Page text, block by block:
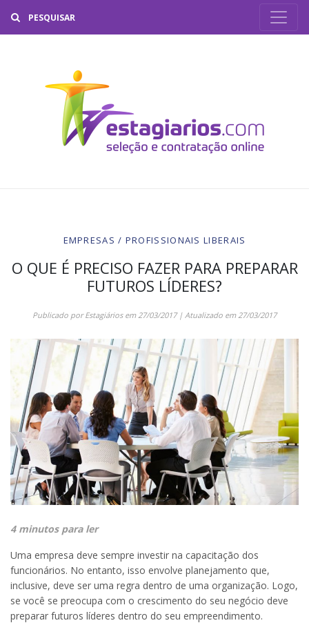
EMPRESAS / PROFISSIONAIS LIBERAIS
O QUE É PRECISO FAZER PARA PREPARAR
FUTUROS LÍDERES?
Publicado porEstagiáriosem27/03/2017| Atualizado em27/03/2017
4 minutos para ler
Uma empresa deve sempre investir na capacitação dos
funcionários. No entanto, isso envolve planejamento que,
inclusive, deve ser uma regra dentro de uma organização. Logo,
se você se preocupa com o crescimento do seu negócio deve
preparar futuros líderes dentro do seu empreendimento.